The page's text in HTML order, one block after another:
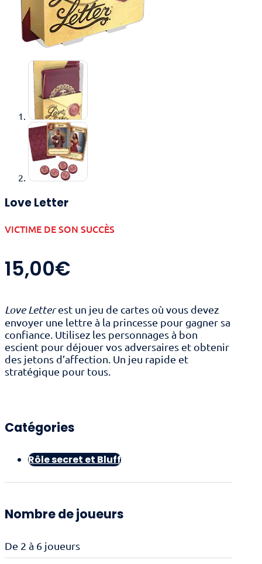
Love Letter
VICTIME DE SON SUCCÈS
15,00€
Love Letterest un jeu de cartes où vous devez
envoyer une lettre à la princesse pour gagner sa
confiance. Utilisez les personnages à bon
escient pour déjouer vos adversaires et obtenir
des jetons d’affection. Un jeu rapide et
stratégique pour tous.
Catégories
Rôle secret et Bluff
Nombre de joueurs
De 2 à 6 joueurs